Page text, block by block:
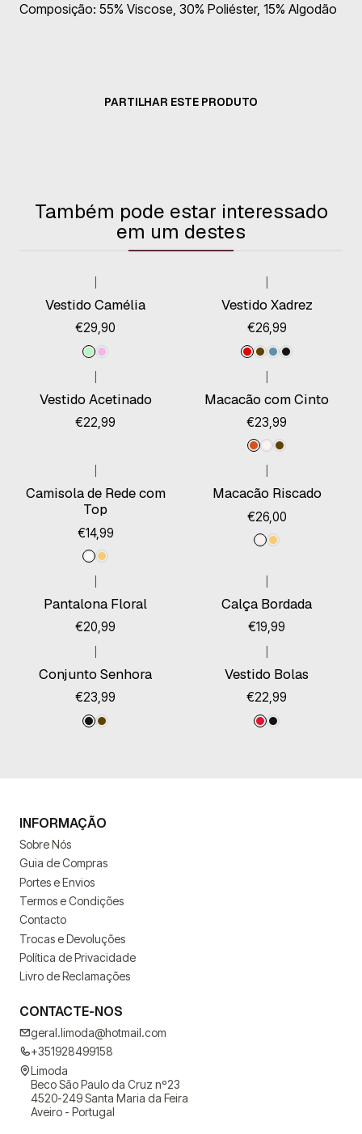
Composição: 55% Viscose, 30% Poliéster, 15% Algodão
PARTILHAR ESTE PRODUTO
Também pode estar interessado
em um destes
Vestido Camélia
€29,90
Vestido Xadrez
€26,99
Vestido Acetinado
€22,99
Macacão com Cinto
€23,99
Camisola de Rede com
Top
€14,99
Macacão Riscado
€26,00
Pantalona Floral
€20,99
Calça Bordada
€19,99
Conjunto Senhora
€23,99
Vestido Bolas
€22,99
INFORMAÇÃO
Sobre Nós
Guia de Compras
Portes e Envios
Termos e Condições
Contacto
Trocas e Devoluções
Política de Privacidade
Livro de Reclamações
CONTACTE-NOS
geral.limoda@hotmail.com
+351928499158
Limoda
Beco São Paulo da Cruz nº23
4520-249 Santa Maria da Feira
Aveiro - Portugal